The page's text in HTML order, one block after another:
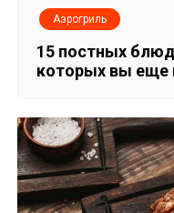
з
а
Аэрогриль
15 постных блюд
которых вы еще